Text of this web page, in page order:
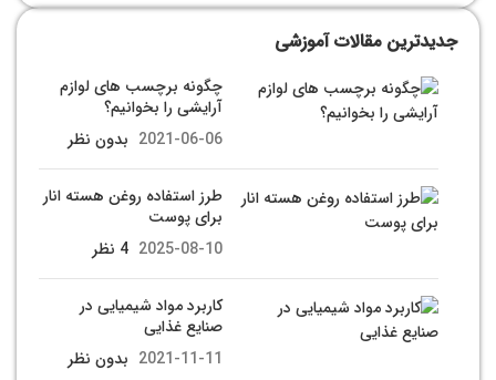
جدیدترین مقالات آموزشی
چگونه برچسب های لوازم
آرایشی را بخوانیم؟
2021-06-06 بدون نظر
طرز استفاده روغن هسته انار
برای پوست
2025-08-10 4 نظر
کاربرد مواد شیمیایی در
صنایع غذایی
2021-11-11 بدون نظر